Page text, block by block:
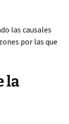
las causales
por las que
la